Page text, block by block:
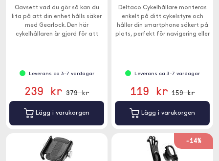
Oavsett vad du gör så kan du
lita på att din enhet hålls säker
med Gearlock. Den här
cykelhållaren är gjord för att
Leverans ca 3-7 vardagar
239 kr 379 kr
Lägg i varukorgen
Deltaco Cykelhållare monteras
enkelt på ditt cykelstyre och
håller din smartphone säkert på
plats, perfekt för navigering eller
Leverans ca 3-7 vardagar
119 kr 159 kr
Lägg i varukorgen
-14%